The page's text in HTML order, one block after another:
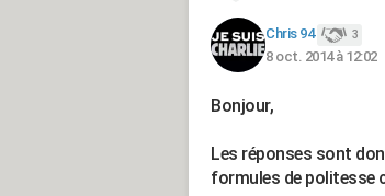
Chris 94 3
8 oct. 2014 à 12:02
Bonjour,
Les réponses sont
formules de politesse